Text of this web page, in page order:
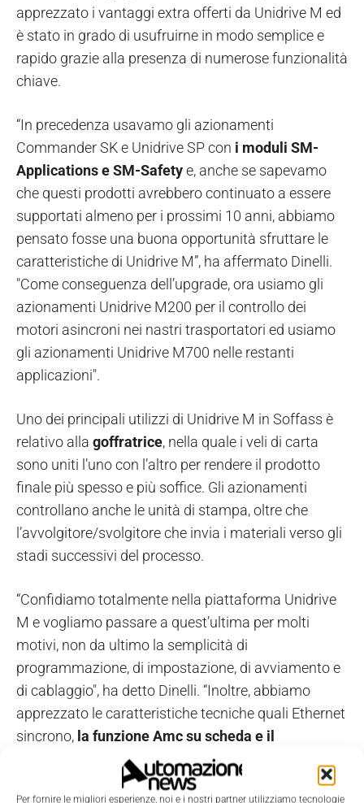
Per fornire le migliori esperienze, noi e i nostri partner utilizziamo tecnologie
apprezzato i vantaggi extra offerti da Unidrive M ed
è stato in grado di usufruirne in modo semplice e
rapido grazie alla presenza di numerose funzionalità
chiave.
“In precedenza usavamo gli azionamenti
Commander SK e Unidrive SP con i moduli SM-
Applications e SM-Safetye, anche se sapevamo
che questi prodotti avrebbero continuato a essere
supportati almeno per i prossimi 10 anni, abbiamo
pensato fosse una buona opportunità sfruttare le
caratteristiche di Unidrive M”, ha affermato Dinelli.
"Come conseguenza dell’upgrade, ora usiamo gli
azionamenti Unidrive M200 per il controllo dei
motori asincroni nei nastri trasportatori ed usiamo
gli azionamenti Unidrive M700 nelle restanti
applicazioni".
Uno dei principali utilizzi di Unidrive M in Soffass è
relativo alla goffratrice, nella quale i veli di carta
sono uniti l’uno con l’altro per rendere il prodotto
finale più spesso e più soffice. Gli azionamenti
controllano anche le unità di stampa, oltre che
l’avvolgitore/svolgitore che invia i materiali verso gli
stadi successivi del processo.
“Confidiamo totalmente nella piattaforma Unidrive
M e vogliamo passare a quest’ultima per molti
motivi, non da ultimo la semplicità di
programmazione, di impostazione, di avviamento e
di cablaggio", ha detto Dinelli. “Inoltre, abbiamo
apprezzato le caratteristiche tecniche quali Ethernet
sincrono, la funzione Amc su scheda e il
connettore per encoder multiprotocollo
sistema multiasse con più controlli costituisce la